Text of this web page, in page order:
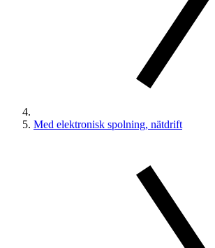
Med elektronisk spolning, nätdrift